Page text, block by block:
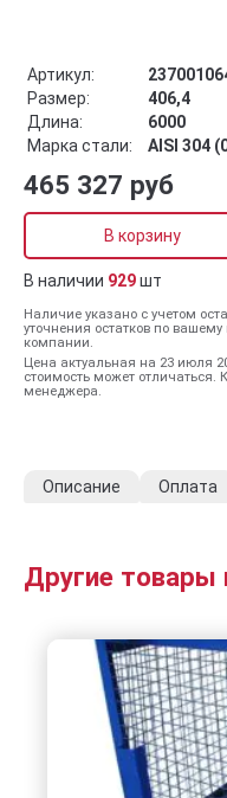
Артикул:
Размер:
406,4
Длина:
6000
Марка стали:
AISI 304
465 327 руб
В корзину
В наличии 929шт
Наличие указано с учетом
уточнения остатков по
компании.
Цена актуальная на 23 июля
стоимость может отличаться.
менеджера.
Описание Оплата
Другие товары